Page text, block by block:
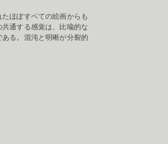
ほぽすベての絵画からも
通する感覚は、比喩的な
る。混沌と明晰が分裂的